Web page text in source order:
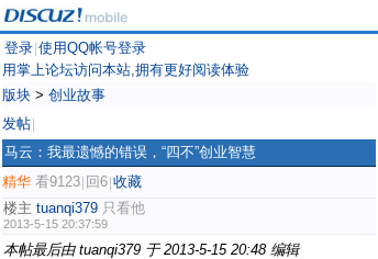
登录 使用QQ帐号登录
用掌上论坛访问本站,拥有更好阅读体验
版块 > 创业故事
发帖
马云：我最遗憾的错误，“四不”创业智慧
精华 看9123 回6 收藏
楼主 tuanqi379 只看他
2013-5-15 20:37:59
本帖最后由 tuanqi379 于 2013-5-15 20:48 编辑